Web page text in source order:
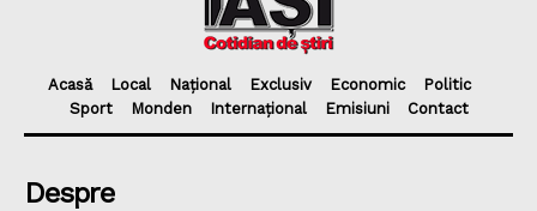
Acasă Local Național Exclusiv Economic
Politic
Sport
Monden Internațional Emisiuni Contact
Despre